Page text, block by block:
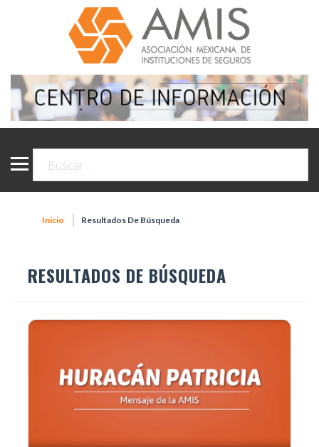
Inicio Resultados De Búsqueda
RESULTADOS DE BÚSQUEDA